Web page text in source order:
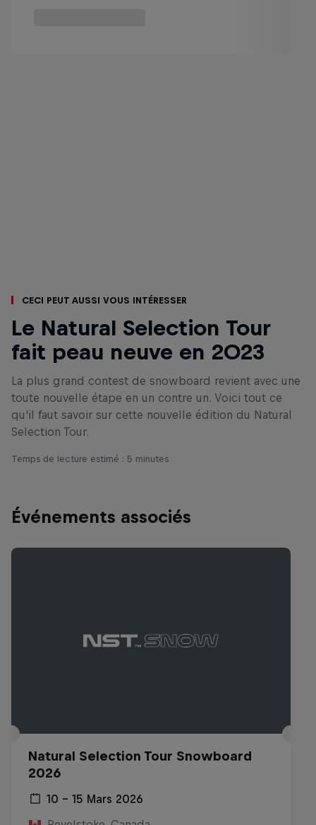
Ceci peut aussi vous intéresser
Le Natural Selection Tour
fait peau neuve en 2023
La plus grand contest de snowboard revient avec une
toute nouvelle étape en un contre un. Voici tout ce
qu'il faut savoir sur cette nouvelle édition du Natural
Selection Tour.
Temps de lecture estimé : 5 minutes
Événements associés
Natural Selection Tour Snowboard
2026
10 – 15 Mars 2026